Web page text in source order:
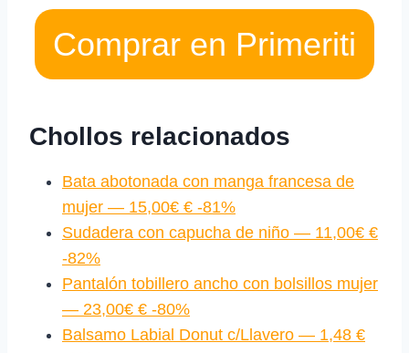
Comprar en Primeriti
Chollos relacionados
Bata abotonada con manga francesa de
mujer — 15,00€ € -81%
Sudadera con capucha de niño — 11,00€ €
-82%
Pantalón tobillero ancho con bolsillos mujer
— 23,00€ € -80%
Balsamo Labial Donut c/Llavero — 1,48 €